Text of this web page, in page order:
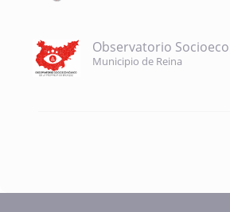
Observatorio
Municipio de Reina